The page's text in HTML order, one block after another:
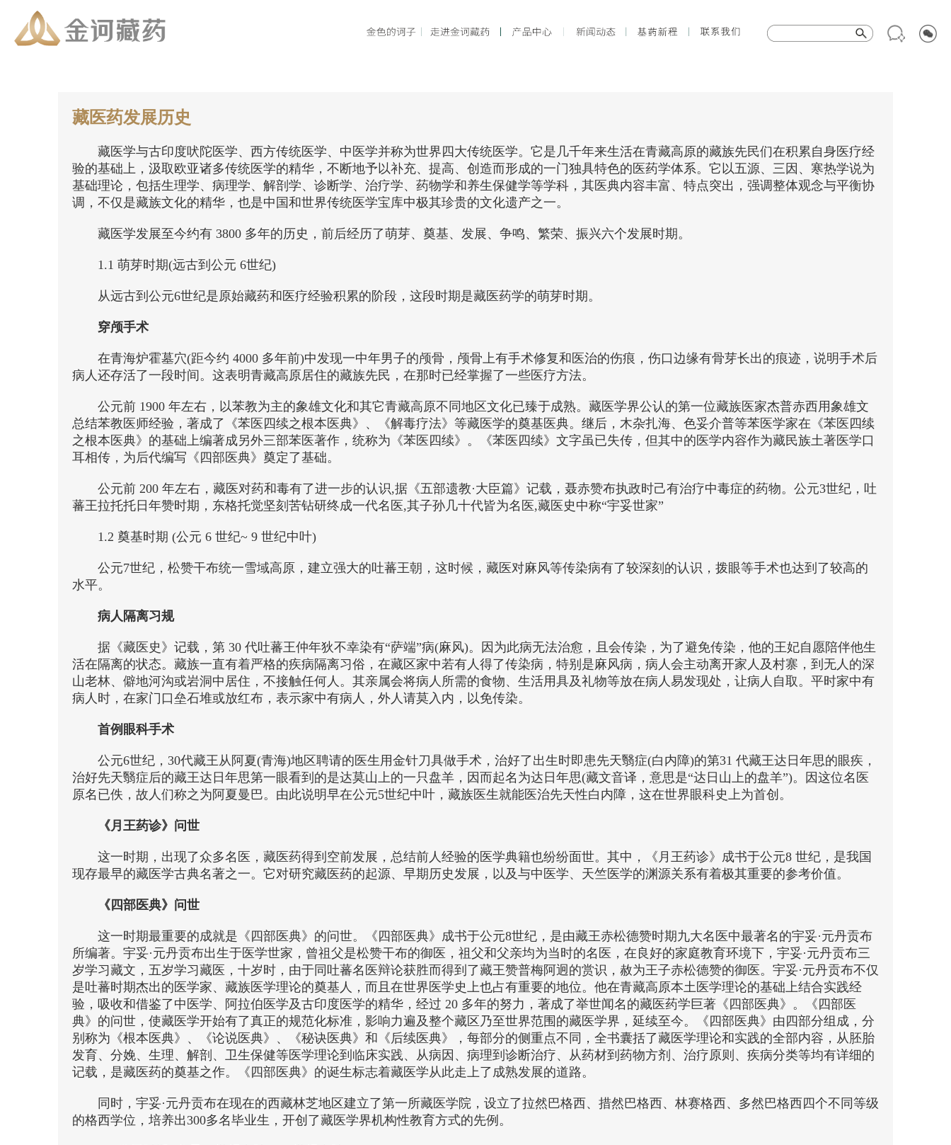
藏医药发展历史
藏医学与古印度吠陀医学、西方传统医学、中医学并称为世界四大传统医学。它是几千年来生活在青藏高原的藏族先民们在积累自身医疗经
验的基础上，汲取欧亚诸多传统医学的精华，不断地予以补充、提高、创造而形成的一门独具特色的医药学体系。它以五源、三因、寒热学说为
基础理论，包括生理学、病理学、解剖学、诊断学、治疗学、药物学和养生保健学等学科，其医典内容丰富、特点突出，强调整体观念与平衡协
调，不仅是藏族文化的精华，也是中国和世界传统医学宝库中极其珍贵的文化遗产之一。
藏医学发展至今约有 3800 多年的历史，前后经历了萌芽、奠基、发展、争鸣、繁荣、振兴六个发展时期。
1.1 萌芽时期(远古到公元 6世纪)
从远古到公元6世纪是原始藏药和医疗经验积累的阶段，这段时期是藏医药学的萌芽时期。
穿颅手术
在青海炉霍墓穴(距今约 4000 多年前)中发现一中年男子的颅骨，颅骨上有手术修复和医治的伤痕，伤口边缘有骨芽长出的痕迹，说明手术后
病人还存活了一段时间。这表明青藏高原居住的藏族先民，在那时已经掌握了一些医疗方法。
公元前 1900 年左右，以苯教为主的象雄文化和其它青藏高原不同地区文化已臻于成熟。藏医学界公认的第一位藏族医家杰普赤西用象雄文
总结苯教医师经验，著成了《苯医四续之根本医典》、《解毒疗法》等藏医学的奠基医典。继后，木杂扎海、色妥介普等苯医学家在《苯医四续
之根本医典》的基础上编著成另外三部苯医著作，统称为《苯医四续》。《苯医四续》文字虽已失传，但其中的医学内容作为藏民族土著医学口
耳相传，为后代编写《四部医典》奠定了基础。
公元前 200 年左右，藏医对药和毒有了进一步的认识,据《五部遗教·大臣篇》记载，聂赤赞布执政时己有治疗中毒症的药物。公元3世纪，吐
蕃王拉托托日年赞时期，东格托觉坚刻苦钻研终成一代名医,其子孙几十代皆为名医,藏医史中称“宇妥世家”
1.2 奠基时期 (公元 6 世纪~ 9 世纪中叶)
公元7世纪，松赞干布统一雪域高原，建立强大的吐蕃王朝，这时候，藏医对麻风等传染病有了较深刻的认识，拨眼等手术也达到了较高的
水平。
病人隔离习规
据《藏医史》记载，第 30 代吐蕃王仲年狄不幸染有“萨端”病(麻风)。因为此病无法治愈，且会传染，为了避免传染，他的王妃自愿陪伴他生
活在隔离的状态。藏族一直有着严格的疾病隔离习俗，在藏区家中若有人得了传染病，特别是麻风病，病人会主动离开家人及村寨，到无人的深
山老林、僻地河沟或岩洞中居住，不接触任何人。其亲属会将病人所需的食物、生活用具及礼物等放在病人易发现处，让病人自取。平时家中有
病人时，在家门口垒石堆或放红布，表示家中有病人，外人请莫入内，以免传染。
首例眼科手术
公元6世纪，30代藏王从阿夏(青海)地区聘请的医生用金针刀具做手术，治好了出生时即患先天翳症(白内障)的第31 代藏王达日年思的眼疾，
治好先天翳症后的藏王达日年思第一眼看到的是达莫山上的一只盘羊，因而起名为达日年思(藏文音译，意思是“达日山上的盘羊”)。因这位名医
原名已佚，故人们称之为阿夏曼巴。由此说明早在公元5世纪中叶，藏族医生就能医治先天性白内障，这在世界眼科史上为首创。
《月王药诊》问世
这一时期，出现了众多名医，藏医药得到空前发展，总结前人经验的医学典籍也纷纷面世。其中，《月王药诊》成书于公元8 世纪，是我国
现存最早的藏医学古典名著之一。它对研究藏医药的起源、早期历史发展，以及与中医学、天竺医学的渊源关系有着极其重要的参考价值。
《四部医典》问世
这一时期最重要的成就是《四部医典》的问世。《四部医典》成书于公元8世纪，是由藏王赤松德赞时期九大名医中最著名的宇妥·元丹贡布
所编著。宇妥·元丹贡布出生于医学世家，曾祖父是松赞干布的御医，祖父和父亲均为当时的名医，在良好的家庭教育环境下，宇妥·元丹贡布三
岁学习藏文，五岁学习藏医，十岁时，由于同吐蕃名医辩论获胜而得到了藏王赞普梅阿迥的赏识，赦为王子赤松德赞的御医。宇妥·元丹贡布不仅
是吐蕃时期杰出的医学家、藏族医学理论的奠基人，而且在世界医学史上也占有重要的地位。他在青藏高原本土医学理论的基础上结合实践经
验，吸收和借鉴了中医学、阿拉伯医学及古印度医学的精华，经过 20 多年的努力，著成了举世闻名的藏医药学巨著《四部医典》。《四部医
典》的问世，使藏医学开始有了真正的规范化标准，影响力遍及整个藏区乃至世界范围的藏医学界，延续至今。《四部医典》由四部分组成，分
别称为《根本医典》、《论说医典》、《秘诀医典》和《后续医典》，每部分的侧重点不同，全书囊括了藏医学理论和实践的全部内容，从胚胎
发育、分娩、生理、解剖、卫生保健等医学理论到临床实践、从病因、病理到诊断治疗、从药材到药物方剂、治疗原则、疾病分类等均有详细的
记载，是藏医药的奠基之作。《四部医典》的诞生标志着藏医学从此走上了成熟发展的道路。
同时，宇妥·元丹贡布在现在的西藏林芝地区建立了第一所藏医学院，设立了拉然巴格西、措然巴格西、林赛格西、多然巴格西四个不同等级
的格西学位，培养出300多名毕业生，开创了藏医学界机构性教育方式的先例。